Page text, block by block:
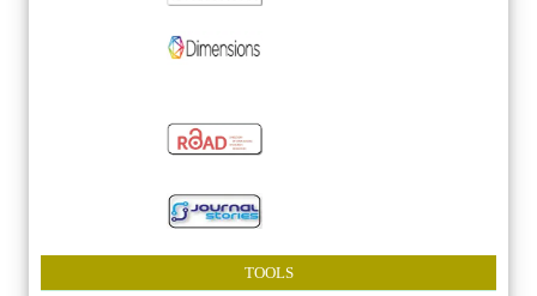
TOOLS